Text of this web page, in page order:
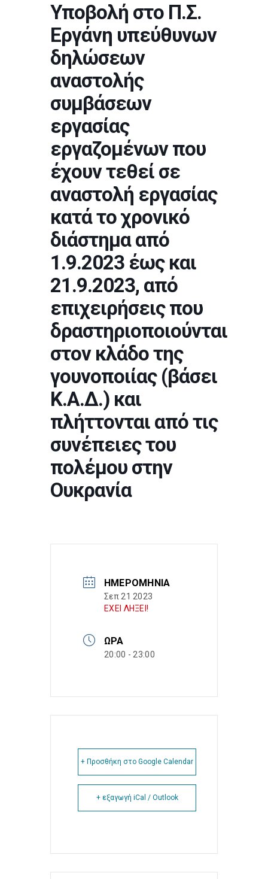
Υποβολή στο Π.Σ.
Εργάνη υπεύθυνων
δηλώσεων
αναστολής
συμβάσεων
εργασίας
εργαζομένων που
έχουν τεθεί σε
αναστολή εργασίας
κατά το χρονικό
διάστημα από
1.9.2023 έως και
21.9.2023, από
επιχειρήσεις που
δραστηριοποιούνται
στον κλάδο της
γουνοποιίας (βάσει
Κ.Α.Δ.) και
πλήττονται από τις
συνέπειες του
πολέμου στην
Ουκρανία
ΗΜΕΡΟΜΗΝΊΑ
Σεπ 21 2023
ΕΧΕΙ ΛΗΞΕΙ!
ΏΡΑ
20:00 - 23:00
+ Προσθήκη στο Google Calendar
+ εξαγωγή iCal / Outlook